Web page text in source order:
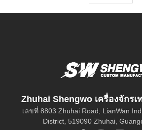
Zhuhai Shengwo เครื่องจักรเ
เลขที่ 8803 Zhuhai Road, LianWan
District, 519090 Zhuhai,